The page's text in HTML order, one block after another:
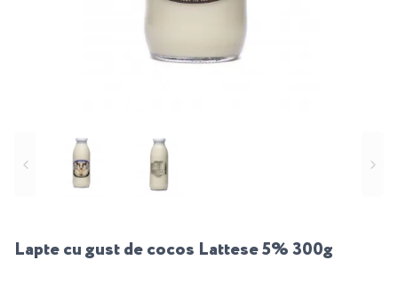
Lapte cu gust de cocos Lattese 5% 300g